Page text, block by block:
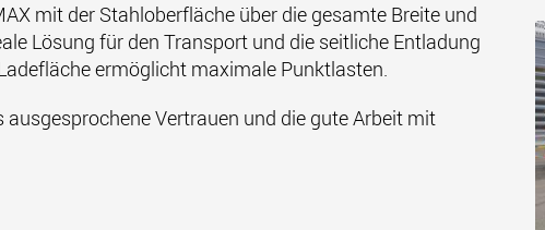
mit der Stahloberfläche über die gesamte Breite und
Lösung für den Transport und die seitliche Entladung
ermöglicht maximale Punktlasten.
ausgesprochene Vertrauen und die gute Arbeit mit